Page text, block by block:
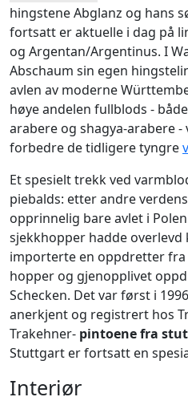
hingstene Abglanz og hans
fortsatt er aktuelle i dag på
og Argentan/Argentinus. I
Abschaum sin egen
avlen av moderne
høye andelen fullblods - både
arabere og shagya-arabere
forbedre de tidligere tyngre
Et spesielt trekk ved
piebalds: etter andre
opprinnelig bare avlet i
sjekkhopper hadde overlevd
importerte en oppdretter
hopper og gjenopplivet
Schecken. Det var først i
anerkjent og registrert hos
Trakehner- pintoene fra
Stuttgart er fortsatt en
Interiør